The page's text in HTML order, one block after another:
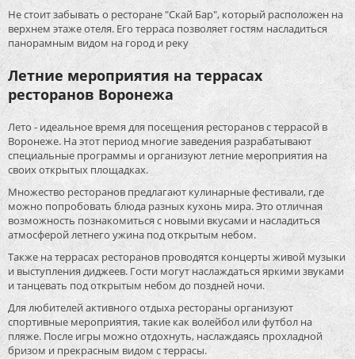
Не стоит забывать о ресторане "Скай Бар", который расположен на
верхнем этаже отеля. Его терраса позволяет гостям насладиться
панорамным видом на город и реку
Летние мероприятия на террасах
ресторанов Воронежа
Лето - идеальное время для посещения ресторанов с террасой в
Воронеже. На этот период многие заведения разрабатывают
специальные программы и организуют летние мероприятия на
своих открытых площадках.
Множество ресторанов предлагают кулинарные фестивали, где
можно попробовать блюда разных кухонь мира. Это отличная
возможность познакомиться с новыми вкусами и насладиться
атмосферой летнего ужина под открытым небом.
Также на террасах ресторанов проводятся концерты живой музыки
и выступления диджеев. Гости могут наслаждаться яркими звуками
и танцевать под открытым небом до поздней ночи.
Для любителей активного отдыха рестораны организуют
спортивные мероприятия, такие как волейбол или футбол на
пляже. После игры можно отдохнуть, наслаждаясь прохладной
бризом и прекрасным видом с террасы.